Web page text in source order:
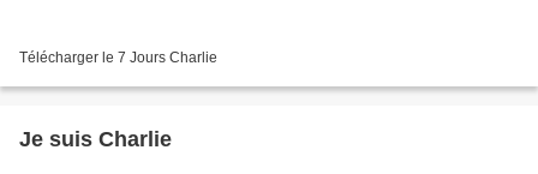
Télécharger le 7 Jours Charlie
Je suis Charlie